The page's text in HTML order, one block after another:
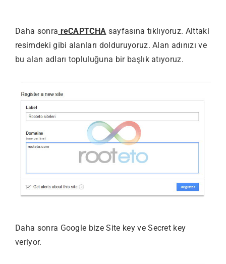
Daha sonra reCAPTCHA sayfasına tıklıyoruz. Alttaki
resimdeki gibi alanları dolduruyoruz. Alan adınızı ve
bu alan adları topluluğuna bir başlık atıyoruz.
Daha sonra Google bize Site key ve Secret key
veriyor.